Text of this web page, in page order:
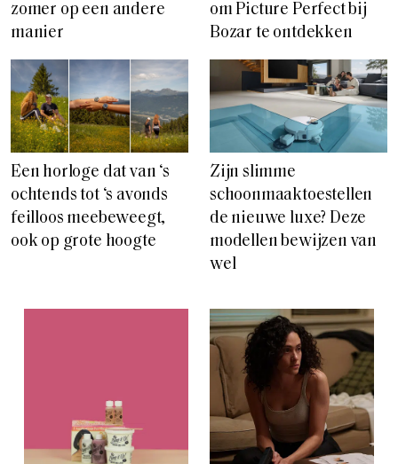
zomer op een andere
manier
om Picture Perfect bij
Bozar te ontdekken
Een horloge dat van ‘s
ochtends tot ‘s avonds
feilloos meebeweegt,
ook op grote hoogte
Zijn slimme
schoonmaaktoestellen
de nieuwe luxe? Deze
modellen bewijzen van
wel